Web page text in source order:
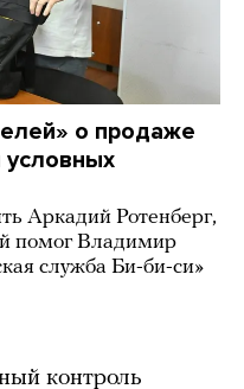
о продаже
условных
Аркадий Ротенберг,
помог Владимир
служба Би-би-си»
контроль